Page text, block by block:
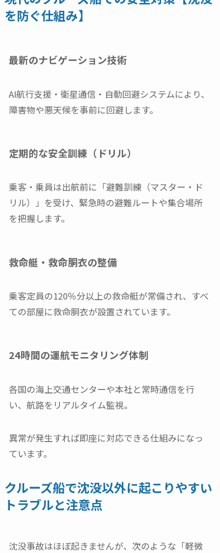
を防ぐ仕組み】
最新のナビゲーション技術
AI航行支援・衛星通信・自動回避システムにより、
障害物や悪天候を事前に回避します。
定期的な安全訓練（ドリル）
乗客・乗員は出航前に「避難訓練（マスター・ド
リル）」を受け、緊急時の避難ルートや集合場所
を把握します。
救命艇・救命胴衣の整備
乗客定員の120％分以上の救命艇が常備され、すべ
ての部屋に救命胴衣が設置されています。
24時間の運航モニタリング体制
各国の海上交通センターや本社と常時通信を行
い、航路をリアルタイム監視。
異常が発生すれば即座に対応できる仕組みになっ
ています。
クルーズ船で沈没以外に起こりやすい
トラブルと注意点
沈没事故はほぼ起きませんが、次のような「軽微